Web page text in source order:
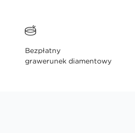
Bezpłatny
grawerunek diamentowy